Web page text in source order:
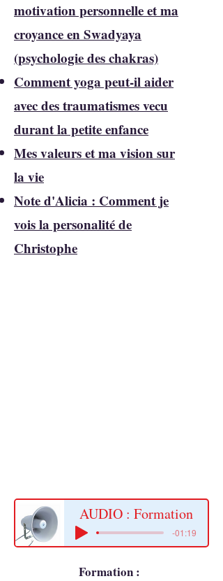
motivation personnelle et ma
croyance en Swadyaya
(psychologie des chakras)
Comment yoga peut-il aider
avec des traumatismes vecu
durant la petite enfance
Mes valeurs et ma vision sur
la vie
Note d'Alicia : Comment je
vois la personalité de
Christophe
AUDIO : Formation
-01:19
​Formation :